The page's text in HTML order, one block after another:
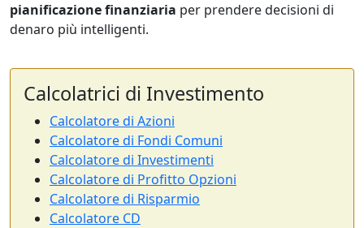
pianificazione finanziaria per prendere decisioni di
denaro più intelligenti.
Calcolatrici di Investimento
Calcolatore di Azioni
Calcolatore di Fondi Comuni
Calcolatore di Investimenti
Calcolatore di Profitto Opzioni
Calcolatore di Risparmio
Calcolatore CD